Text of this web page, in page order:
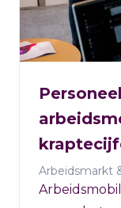
Arbeidsmarkt